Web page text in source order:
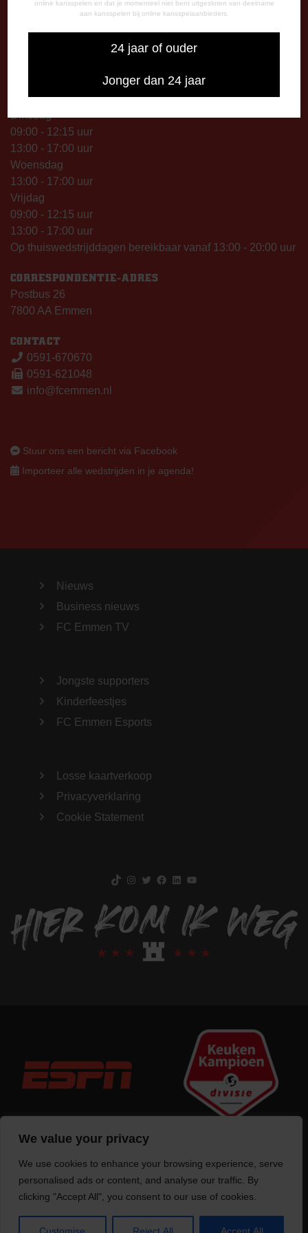
We value your privacy
We use cookies to enhance your browsing experience, serve
personalised ads or content, and analyse our traffic. By
clicking "Accept All", you consent to our use of cookies.
online kansspelen en dat je momenteel niet bent uitgesloten van deelname
aan kansspelen bij online kansspelaanbieders.
24 jaar of ouder
Jonger dan 24 jaar
13.00 – 17.00 uur
Op thuiswedstrijddagen geopend vanaf 13.00 uur (i.p.v.
TELEFONISCHE BEREIKBAARHEID
Telefonisch bereikbaar op:
Dinsdag
09:00 - 12:15 uur
13:00 - 17:00 uur
Woensdag
13:00 - 17:00 uur
Vrijdag
09:00 - 12:15 uur
13:00 - 17:00 uur
Op thuiswedstrijddagen bereikbaar vanaf 13:00 - 20:00 uur
CORRESPONDENTIE-ADRES
Postbus 26
7800 AA Emmen
CONTACT
0591-670670
0591-621048
info@fcemmen.nl
Stuur ons een bericht via Facebook
Importeer alle wedstrijden in je agenda!
Nieuws
Business nieuws
FC Emmen TV
Jongste supporters
Kinderfeestjes
FC Emmen Esports
Losse kaartverkoop
Privacyverklaring
Cookie Statement
Trotse bouwervan deze website